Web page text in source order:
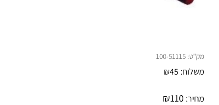
מק"ט: 100-51115
משלוח: ₪45
מחיר: ₪110